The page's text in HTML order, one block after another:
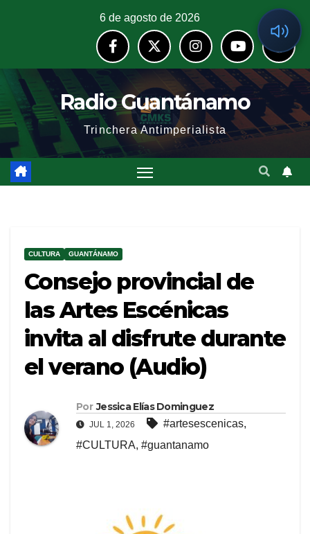
6 de agosto de 2026
Radio Guantánamo
Trinchera Antimperialista
CULTURA GUANTÁNAMO
Consejo provincial de
las Artes Escénicas
invita al disfrute durante
el verano (Audio)
Por Jessica Elías Dominguez
JUL 1, 2026 #artesescenicas,
#CULTURA, #guantanamo